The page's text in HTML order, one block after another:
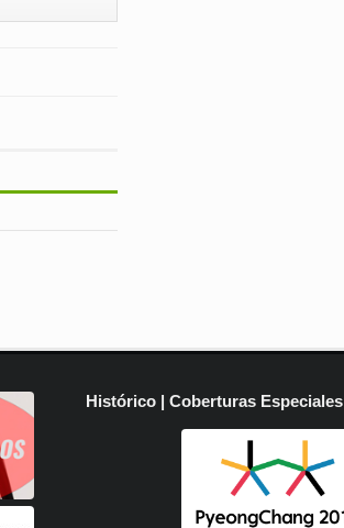
Histórico | Coberturas Especiales